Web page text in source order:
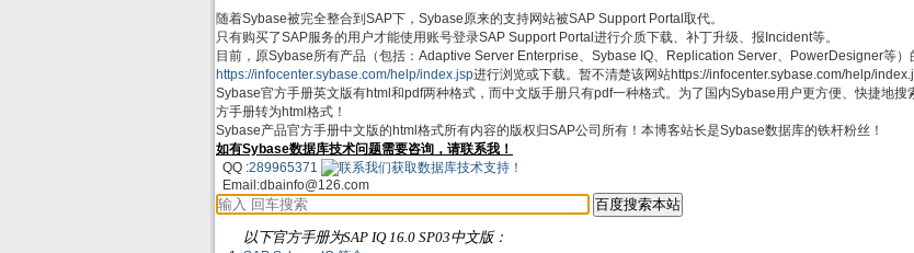
随着Sybase被完全整合到SAP下，Sybase原来的支持网站被SAP Support Portal取代。
只有购买了SAP服务的用户才能使用账号登录SAP Support Portal进行介质下载、补丁升级、报Incident等。
目前，原Sybase所有产品（包括：Adaptive Server Enterprise、Sybase IQ、Replication Server、PowerDesigner等）
https://infocenter.sybase.com/help/index.jsp进行浏览或下载。暂不清楚该网站https://infocenter.sybase.com/help/
Sybase官方手册英文版有html和pdf两种格式，而中文版手册只有pdf一种格式。为了国内Sybase用户更方便、快捷地
方手册转为html格式！
Sybase产品官方手册中文版的html格式所有内容的版权归SAP公司所有！本博客站长是Sybase数据库的铁杆粉丝！
如有Sybase数据库技术问题需要咨询，请联系我！
QQ :289965371
Email:dbainfo@126.com
以下官方手册为SAP IQ 16.0 SP03中文版：